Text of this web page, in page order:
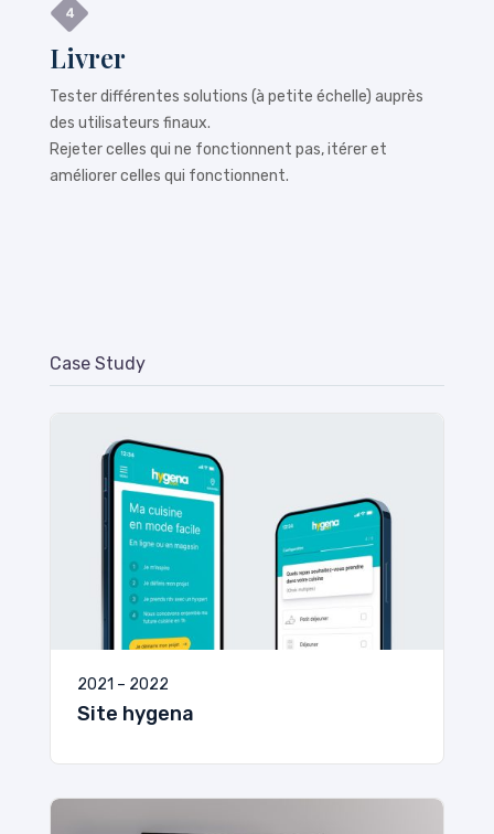
Livrer
Tester différentes solutions (à petite échelle) auprès
des utilisateurs finaux.
Rejeter celles qui ne fonctionnent pas, itérer et
améliorer celles qui fonctionnent.
Case Study
2021 – 2022
Site hygena